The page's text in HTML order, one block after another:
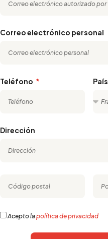
Correo electrónico personal
Teléfono País
Dirección
Acepto lapolítica de privacidad